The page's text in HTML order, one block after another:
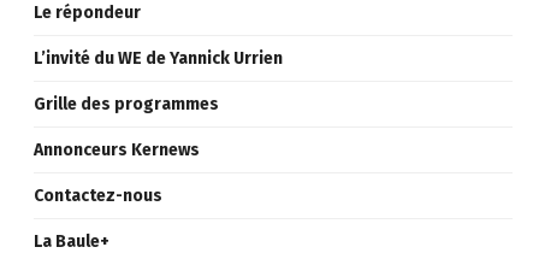
Le répondeur
L’invité du WE de Yannick Urrien
Grille des programmes
Annonceurs Kernews
Contactez-nous
La Baule+